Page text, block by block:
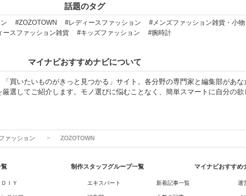
話題のタグ
#ZOZOTOWN #レディースファッション #メンズファッション雑貨・小物
ースファッション雑貨 #キッズファッション #腕時計
マイナビおすすめナビについて
買いたいものがきっと見つかる」サイト。各分野の専門家と編集部があな
選してご紹介します。モノ選びに悩むことなく、簡単スマートに自分の欲
ァッション ZOZOTOWN
覧
ＩＹ
制作スタッフグループ一覧
エキスパート
マイナビおすすめ
新着記事一覧 運